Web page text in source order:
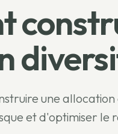
une
et d'optimiser le